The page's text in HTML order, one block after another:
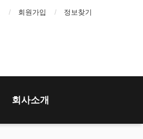
회원가입 정보찾기
회사소개